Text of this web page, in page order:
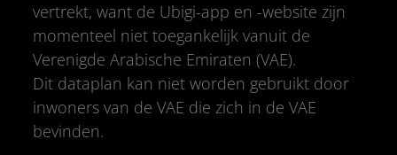
vertrekt, want de Ubigi-app en -website zijn
momenteel niet toegankelijk vanuit de
Verenigde Arabische Emiraten (VAE).
Dit dataplan kan niet worden gebruikt door
inwoners van de VAE die zich in de VAE
bevinden.